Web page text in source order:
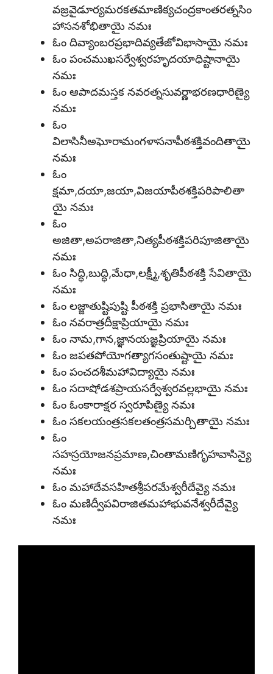
వజ్రవైడూర్యమరకతమాణిక్యచంద్రకాంతరత్నసిం
హాసనశోభితాయై నమః
ఓం దివ్యాంబరప్రభాదివ్యతేజోవిభాసాయై నమః
ఓం పంచముఖసర్వేశ్వరహృదయాధిష్టానాయై
నమః
ఓం ఆపాదమస్తక నవరత్నసువర్ణాభరణధారిణ్యై
నమః
ఓం
విలాసినీఅఘోరామంగళాసనాపీఠశక్తివందితాయై
నమః
ఓం
క్షమా,దయా,జయా,విజయాపీఠశక్తిపరిపాలితా
యై నమః
ఓం
అజితా,అపరాజితా,నిత్యపీఠశక్తిపరిపూజితాయై
నమః
ఓం సిద్ధి,బుద్ధి,మేధా,లక్ష్మీ,శృతిపీఠశక్తి సేవితాయై
నమః
ఓం లజ్జాతుష్టిపుష్టి పీఠశక్తి ప్రభాసితాయై నమః
ఓం నవరాత్రదీక్షాప్రియాయై నమః
ఓం నామ,గాన,జ్ఞానయజ్ఞప్రియాయై నమః
ఓం జపతపోయోగత్యాగసంతుష్టాయై నమః
ఓం పంచదశీమహావిద్యాయై నమః
ఓం సదాషోడశప్రాయసర్వేశ్వరవల్లభాయై నమః
ఓం ఓంకారాక్షర స్వరూపిణ్యై నమః
ఓం సకలయంత్రసకలతంత్రసమర్చితాయై నమః
ఓం
సహస్రయోజనప్రమాణ,చింతామణిగృహవాసిన్యై
నమః
ఓం మహాదేవసహితశ్రీపరమేశ్వరీదేవ్యై నమః
ఓం మణిద్వీపవిరాజితమహాభువనేశ్వరీదేవ్యై
నమః